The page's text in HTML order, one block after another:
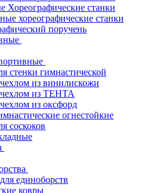
Хореографические станки
хореографические станки
поручень
стенки гимнастической
из винилискожи
из ТЕНТА
из оксфорд
огнестойкие
соскоков
единоборств
ковры